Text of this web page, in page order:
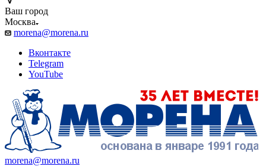
Ваш город
Москва
morena@morena.ru
Вконтакте
Telegram
YouTube
morena@morena.ru